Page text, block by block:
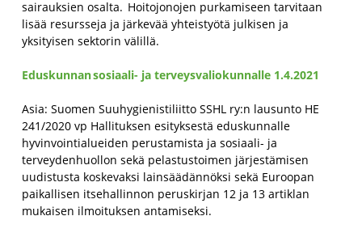
sairauksien osalta. Hoitojonojen purkamiseen tarvitaan
lisää resursseja ja järkevää yhteistyötä julkisen ja
yksityisen sektorin välillä.
Eduskunnan sosiaali- ja terveysvaliokunnalle1.4.2021
Asia: Suomen Suuhygienistiliitto SSHL ry:n lausunto HE
241/2020 vp Hallituksen esityksestä eduskunnalle
hyvinvointialueiden perustamista ja sosiaali- ja
terveydenhuollon sekä pelastustoimen järjestämisen
uudistusta koskevaksi lainsäädännöksi sekä Euroopan
paikallisen itsehallinnon peruskirjan 12 ja 13 artiklan
mukaisen ilmoituksen antamiseksi.